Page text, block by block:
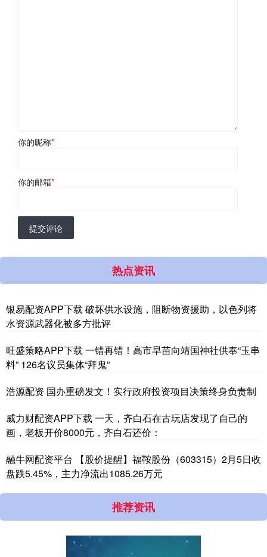
你的昵称*
你的邮箱*
提交评论
热点资讯
银易配资APP下载 破坏供水设施，阻断物资援助，以色列将
水资源武器化被多方批评
旺盛策略APP下载 一错再错！高市早苗向靖国神社供奉“玉串
料” 126名议员集体“拜鬼”
浩源配资 国办重磅发文！实行政府投资项目决策终身负责制
威力财配资APP下载 一天，齐白石在古玩店发现了自己的
画，老板开价8000元，齐白石还价：
融牛网配资平台 【股价提醒】福鞍股份（603315）2月5日收
盘跌5.45%，主力净流出1085.26万元
推荐资讯